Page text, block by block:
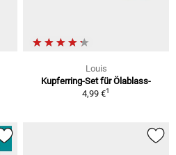
Louis
Kupferring-Set für Ölablass-
4,99 €1